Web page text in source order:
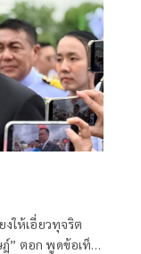
งให้เอี่ยวทุจริต
” ตอก พูดข้อเท็จ